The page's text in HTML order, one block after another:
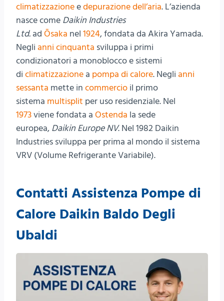
climatizzazioneedepurazione dell’aria. L’azienda
nasce come Daikin Industries
Ltd. ad Ōsaka nel 1924, fondata da Akira Yamada.
Negli anni cinquanta sviluppa i primi
condizionatori a monoblocco e sistemi
di climatizzazione a pompa di calore. Negli anni
sessanta mette in commercio il primo
sistema multisplit per uso residenziale. Nel
1973viene fondata a Ostenda la sede
europea, Daikin Europe NV. Nel 1982 Daikin
Industries sviluppa per prima al mondo il sistema
VRV (Volume Refrigerante Variabile).
Contatti Assistenza Pompe di
Calore Daikin Baldo Degli
Ubaldi